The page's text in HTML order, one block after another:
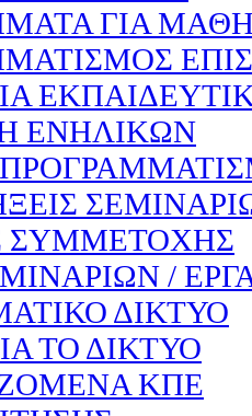
ΓΙΑ
ΕΝΗΛΙΚΩΝ
ΣΥΜΜΕΤΟΧΗΣ
/
ΔΙΚΤΥΟ
ΤΟ ΔΙΚΤΥΟ
ΚΠΕ